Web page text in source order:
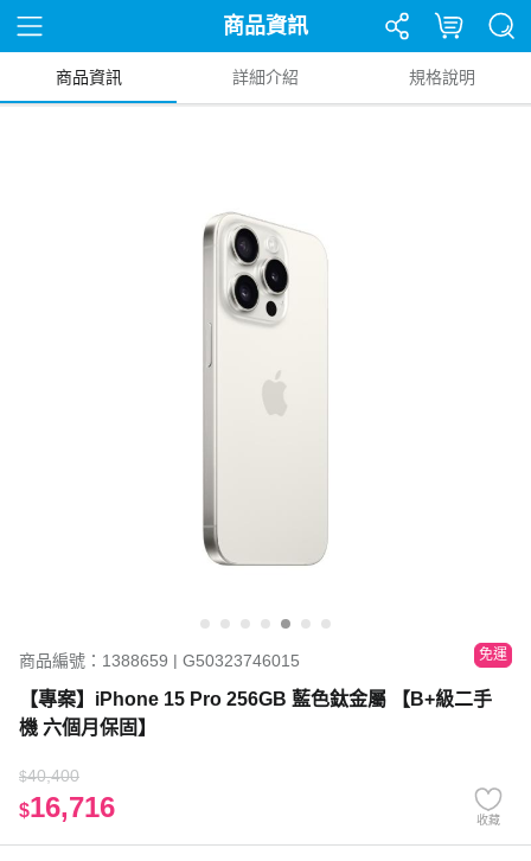
商品資訊
商品資訊 詳細介紹 規格說明
商品編號：1388659 | G50323746015 免運
【專案】iPhone 15 Pro 256GB 藍色鈦金屬 【B+級二手
機 六個月保固】
$40,400
$16,716 收藏